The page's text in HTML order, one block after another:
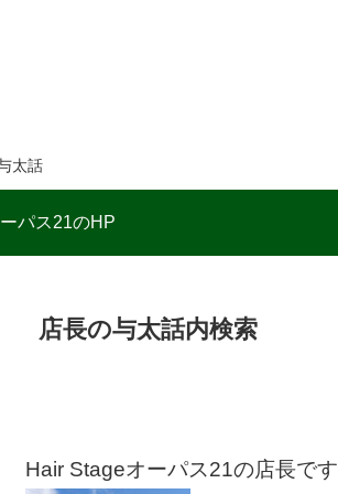
太話
パス21のHP
店長の与太話内検索
Hair Stageオーパス21の店長です